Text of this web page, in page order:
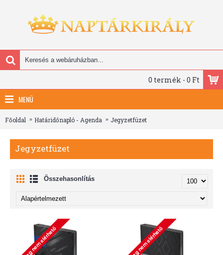
0 termék - 0 Ft
MENÜ
Főoldal Határidőnapló - Agenda Jegyzetfüzet
Jegyzetfüzet
Összehasonlítás